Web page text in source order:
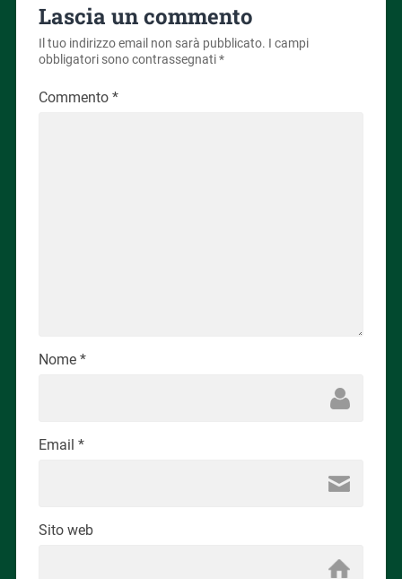
Lascia un commento
Il tuo indirizzo email non sarà pubblicato. I campi
obbligatori sono contrassegnati*
Commento *
Nome *
Email *
Sito web